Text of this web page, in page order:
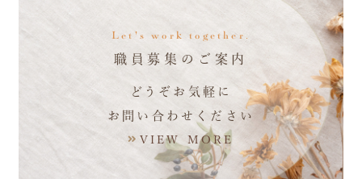
Let's work together.
職員募集のご案内
どうぞお気軽に
お問い合わせください
VIEW MORE